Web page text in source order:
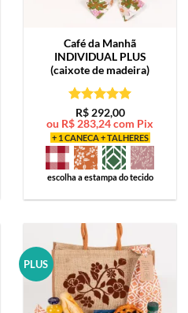
Café da Manhã
INDIVIDUAL PLUS
(caixote de madeira)
Avaliação5
de 5
R$292,00
ou R$283,24com Pix
+ 1 CANECA + TALHERES
escolha a estampa do tecido
PLUS